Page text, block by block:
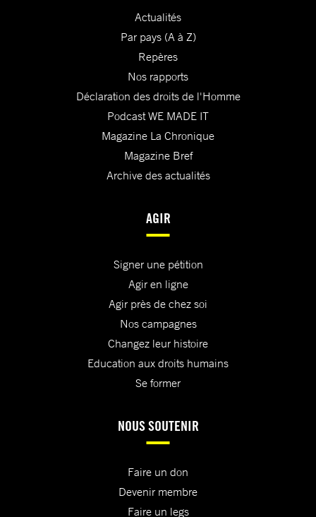
Actualités
Par pays (A à Z)
Repères
Nos rapports
Déclaration des droits de l'Homme
Podcast WE MADE IT
Magazine La Chronique
Magazine Bref
Archive des actualités
AGIR
Signer une pétition
Agir en ligne
Agir près de chez soi
Nos campagnes
Changez leur histoire
Education aux droits humains
Se former
NOUS SOUTENIR
Faire un don
Devenir membre
Faire un legs